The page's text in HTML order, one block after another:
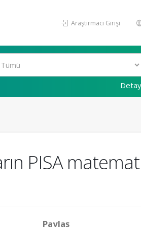
Araştırmacı Girişi
PISA
Paylaş